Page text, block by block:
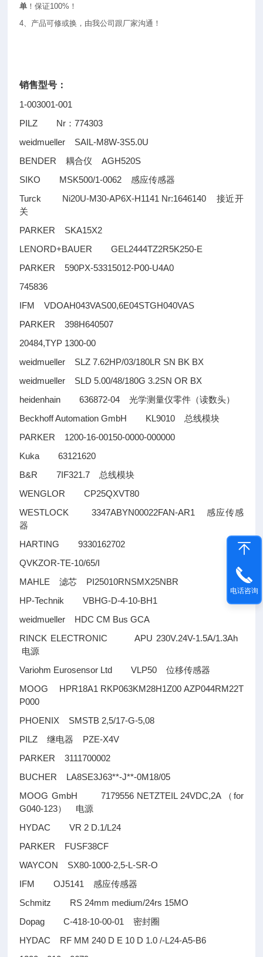
单 ！保证100%！
4、产品可修或换，由我公司跟厂家沟通！
销售型号：
1-003001-001
PILZ Nr ：774303
weidmueller SAIL-M8W-3S5.0U
BENDER耦合仪
AGH520S
SIKO MSK500/1-0062感应传感器
Turck Ni20U-M30-AP6X-H1141 Nr:1646140 接近开
关
PARKER SKA15X2
LENORD+BAUER GEL2444TZ2R5K250-E
PARKER 590PX-53315012-P00-U4A0
745836
IFM VDOAH043VAS00,6E04STGH040VAS
PARKER 398H640507
20484,TYP 1300-00
weidmueller SLZ 7.62HP/03/180LR SN BK BX
weidmueller SLD 5.00/48/180G 3.2SN OR BX
heidenhain 636872-04光学测量仪零件（读数头）
Beckhoff Automation GmbH KL9010 总线模块
PARKER 1200-16-00150-0000-000000
Kuka 63121620
B&R 7IF321.7 总线模块
WENGLOR CP25QXVT80
WESTLOCK 3347ABYN00022FAN-AR1 感应传感
器
HARTING 9330162702
QVKZOR-TE-10/65/I
MAHLE滤芯 PI25010RNSMX25NBR
HP-Technik VBHG-D-4-10-BH1
weidmueller HDC CM Bus GCA
RINCK ELECTRONIC APU 230V.24V-1.5A/1.3Ah
电源
Variohm Eurosensor Ltd VLP50位移传感器
MOOG HPR18A1 RKP063KM28H1Z00 AZP044RM22T
P000
PHOENIX SMSTB 2,5/17-G-5,08
PILZ继电器
PZE-X4V
PARKER 3111700002
BUCHER LA8SE3J63**-J**-0M18/05
MOOG GmbH 7179556 NETZTEIL 24VDC,2A
（ for
G040-123） 电源
HYDAC VR 2 D.1/L24
PARKER FUSF38CF
WAYCON SX80-1000-2,5-L-SR-O
IFM OJ5141感应传感器
Schmitz RS 24mm medium/24rs 15MO
Dopag C-418-10-00-01 密封圈
HYDAC RF MM 240 D E 10 D 1.0 /-L24-A5-B6
电话咨询